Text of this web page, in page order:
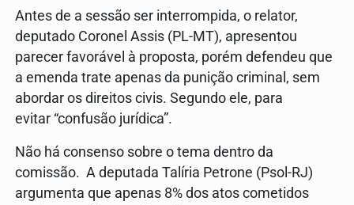
Antes de a sessão ser interrompida, o relator,
deputado Coronel Assis (PL-MT), apresentou
parecer favorável à proposta, porém defendeu que
a emenda trate apenas da punição criminal, sem
abordar os direitos civis. Segundo ele, para
evitar “confusão jurídica”.
Não há consenso sobre o tema dentro da
comissão. A deputada Talíria Petrone (Psol-RJ)
argumenta que apenas 8% dos atos cometidos